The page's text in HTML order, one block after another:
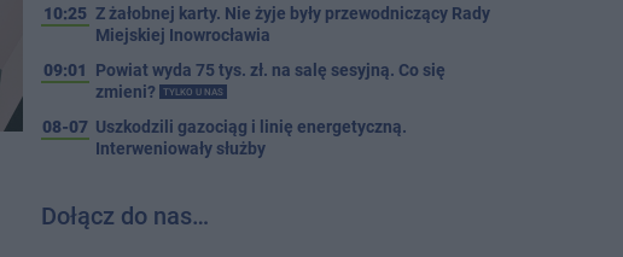
10:25 Z żałobnej karty. Nie żyje były przewodniczący Rady
Miejskiej Inowrocławia
09:01
Powiat wyda 75 tys. zł. na salę sesyjną. Co się
zmieni?
TYLKO U NAS
08-07 Uszkodzili gazociąg i linię energetyczną.
Interweniowały służby
Dołącz do nas…